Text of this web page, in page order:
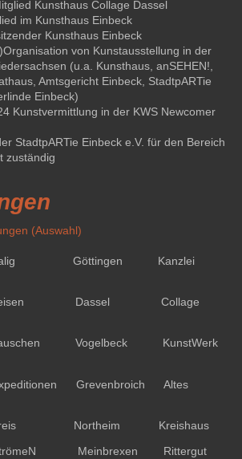
Kunsthaus Collage Dassel
im Kunsthaus Einbeck
Kunsthaus Einbeck
von Kunstausstellung in der
(u.a. Kunsthaus, anSEHEN!,
Amtsgericht Einbeck, StadtpARTie
Einbeck)
Kunstvermittlung in der KWS Newcomer
StadtpARTie Einbeck e.V. für den Bereich
zuständig
(Auswahl)
Göttingen Kanzlei
Dassel Collage
Vogelbeck KunstWerk
Grevenbroich Altes
Northeim Kreishaus
Meinbrexen Rittergut